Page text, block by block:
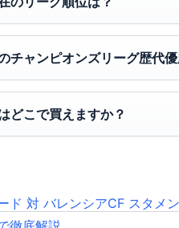
チャンピオンズリーグ歴代
どこで買えますか？
ド 対 バレンシアCF スタメ